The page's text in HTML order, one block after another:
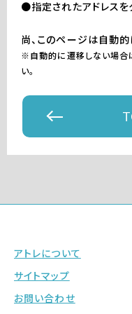
●指定されたアドレスを
尚、このページは自動的
※自動的に遷移しない場合
い。
アトレについて
サイトマップ
お問い合わせ